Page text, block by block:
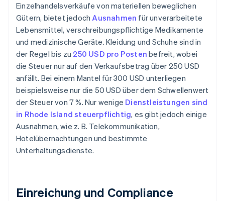
Einzelhandelsverkäufe von materiellen beweglichen
Gütern, bietet jedochAusnahmen für unverarbeitete
Lebensmittel, verschreibungspflichtige Medikamente
und medizinische Geräte. Kleidung und Schuhe sind in
der Regel bis zu 250 USD pro Posten befreit, wobei
die Steuer nur auf den Verkaufsbetrag über 250 USD
anfällt. Bei einem Mantel für 300 USD unterliegen
beispielsweise nur die 50 USD über dem Schwellenwert
der Steuer von 7 %. Nur wenige Dienstleistungen sind
in Rhode Island steuerpflichtig, es gibt jedoch einige
Ausnahmen, wie z. B. Telekommunikation,
Hotelübernachtungen und bestimmte
Unterhaltungsdienste.
Einreichung und Compliance